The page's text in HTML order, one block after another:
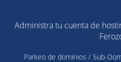
Administra tu cuenta de
Parkeo de dominios / Sub-